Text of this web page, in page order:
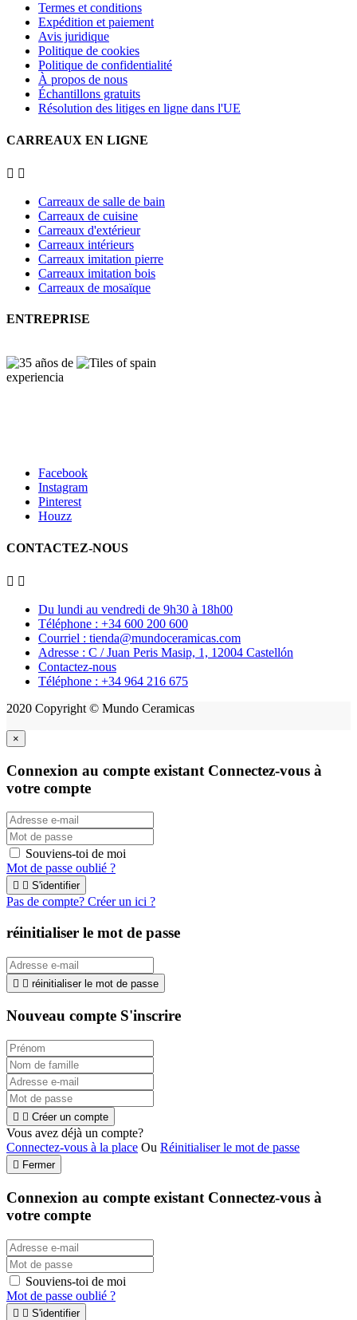
Termes et conditions
Expédition et paiement
Avis juridique
Politique de cookies
Politique de confidentialité
À propos de nous
Échantillons gratuits
Résolution des litiges en ligne dans l'UE
CARREAUX EN LIGNE
 
Carreaux de salle de bain
Carreaux de cuisine
Carreaux d'extérieur
Carreaux intérieurs
Carreaux imitation pierre
Carreaux imitation bois
Carreaux de mosaïque
ENTREPRISE
Facebook
Instagram
Pinterest
Houzz
CONTACTEZ-NOUS
 
Du lundi au vendredi de 9h30 à 18h00
Téléphone : +34 600 200 600
Courriel : tienda@mundoceramicas.com
Adresse : C / Juan Peris Masip, 1, 12004 Castellón
Contactez-nous
Téléphone : +34 964 216 675
2020 Copyright © Mundo Ceramicas
×
Connexion au compte existant Connectez-vous à
votre compte
Souviens-toi de moi
Mot de passe oublié ?
  S'identifier
Pas de compte? Créer un ici ?
réinitialiser le mot de passe
  réinitialiser le mot de passe
Nouveau compte S'inscrire
  Créer un compte
Vous avez déjà un compte?
Connectez-vous à la place Ou Réinitialiser le mot de passe
 Fermer
Connexion au compte existant Connectez-vous à
votre compte
Souviens-toi de moi
Mot de passe oublié ?
  S'identifier